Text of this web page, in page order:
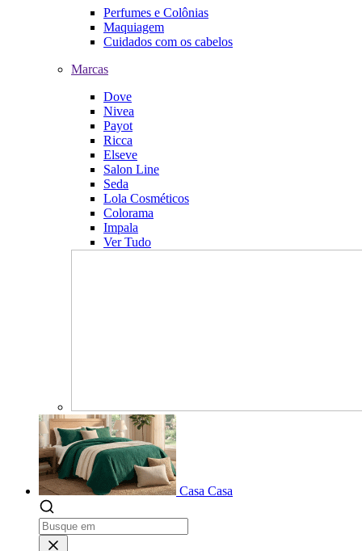
Perfumes e Colônias
Maquiagem
Cuidados com os cabelos
Marcas
Dove
Nivea
Payot
Ricca
Elseve
Salon Line
Seda
Lola Cosméticos
Colorama
Impala
Ver Tudo
Casa Casa